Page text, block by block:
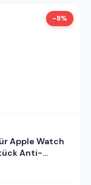
-8%
Apple Watch
Anti-
Berührung, HD